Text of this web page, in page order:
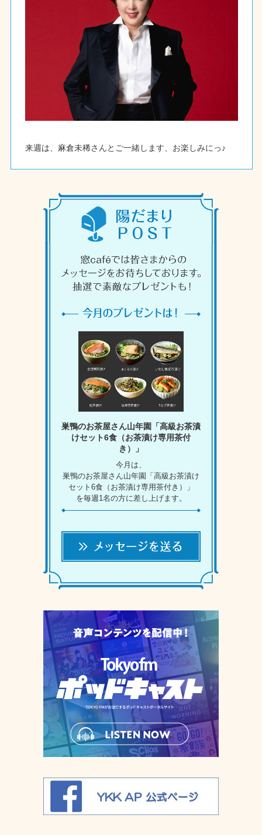
来週は、麻倉未稀さんとご一緒します、お楽しみにっ♪
巣鴨のお茶屋さん山年園「高級お茶漬
けセット6食（お茶漬け専用茶付
き）」
今月は、
巣鴨のお茶屋さん山年園「高級お茶漬け
セット6食（お茶漬け専用茶付き）」
を毎週1名の方に差し上げます。